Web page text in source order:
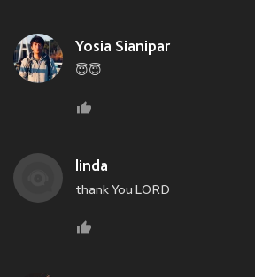
Yosia Sianipar
😇😇
linda
thank You LORD